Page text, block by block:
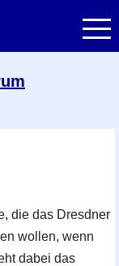
die das Dresdner
wollen, wenn
dabei das